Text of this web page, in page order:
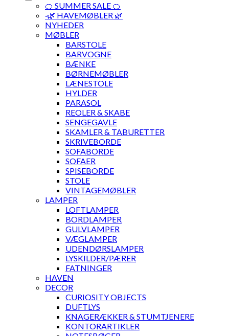
🍊 SUMMER SALE 🍊
·🌿 HAVEMØBLER 🌿
NYHEDER
MØBLER
BARSTOLE
BARVOGNE
BÆNKE
BØRNEMØBLER
LÆNESTOLE
HYLDER
PARASOL
REOLER & SKABE
SENGEGAVLE
SKAMLER & TABURETTER
SKRIVEBORDE
SOFABORDE
SOFAER
SPISEBORDE
STOLE
VINTAGEMØBLER
LAMPER
LOFTLAMPER
BORDLAMPER
GULVLAMPER
VÆGLAMPER
UDENDØRSLAMPER
LYSKILDER/PÆRER
FATNINGER
HAVEN
DECOR
CURIOSITY OBJECTS
DUFTLYS
KNAGERÆKKER & STUMTJENERE
KONTORARTIKLER